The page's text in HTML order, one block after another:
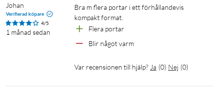
I förpackningen
1 × Nexode Pro 65 W-laddare
1 × USB-C-kabel (100 W, 1,5 m)
Johan
Verifierad köpare
4/5
1 månad sedan
Bra m flera portar i ett förhållandevis
kompakt format.
Flera portar
Blir något varm
Var recensionen till hjälp? Ja (0) Nej (0)